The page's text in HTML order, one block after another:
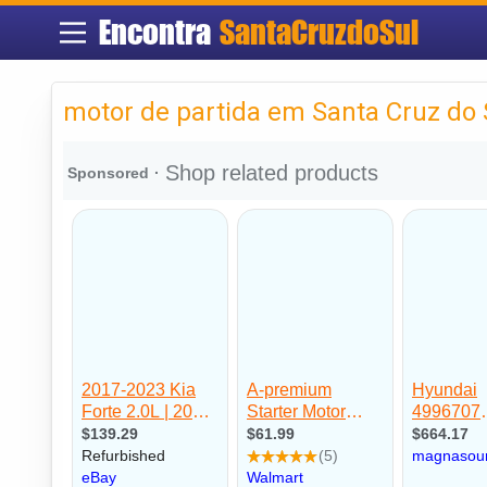
Encontra SantaCruzdoSul
motor de partida em Santa Cruz do